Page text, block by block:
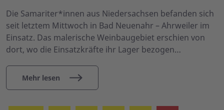
Die Samariter*innen aus Niedersachsen befanden sich
seit letztem Mittwoch in Bad Neuenahr – Ahrweiler im
Einsatz. Das malerische Weinbaugebiet erschien von
dort, wo die Einsatzkräfte ihr Lager bezogen…
Mehr lesen